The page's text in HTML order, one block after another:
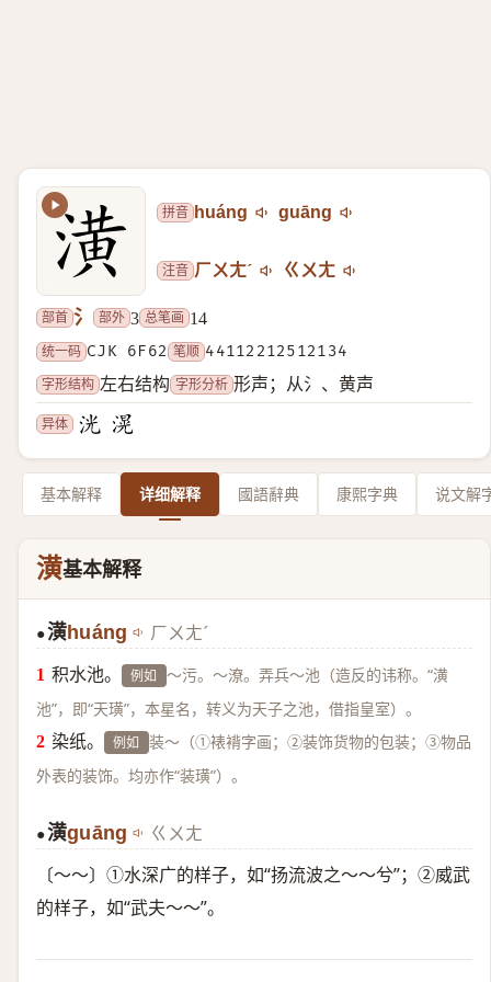
拼音 huáng guāng
注音 ㄏㄨㄤˊ ㄍㄨㄤ
部首 氵 部外 3 总笔画 14
统一码 CJK 6F62 笔顺 44112212512134
字形结构 左右结构 字形分析 形声；从氵、黄声
异体
基本解释 详细解释 國語辭典 康熙字典 说文解
潢基本解释
●潢huáng ㄏㄨㄤˊ
积水池。 例如 ～污。～潦。弄兵～池（造反的讳称。“潢
池”，即“天璜”，本星名，转义为天子之池，借指皇室）。
染纸。 例如 装～（①裱褙字画；②装饰货物的包装；③物品
外表的装饰。均亦作“装璜”）。
●潢guāng ㄍㄨㄤ
〔～～〕①水深广的样子，如“扬流波之～～兮”；②威武
的样子，如“武夫～～”。